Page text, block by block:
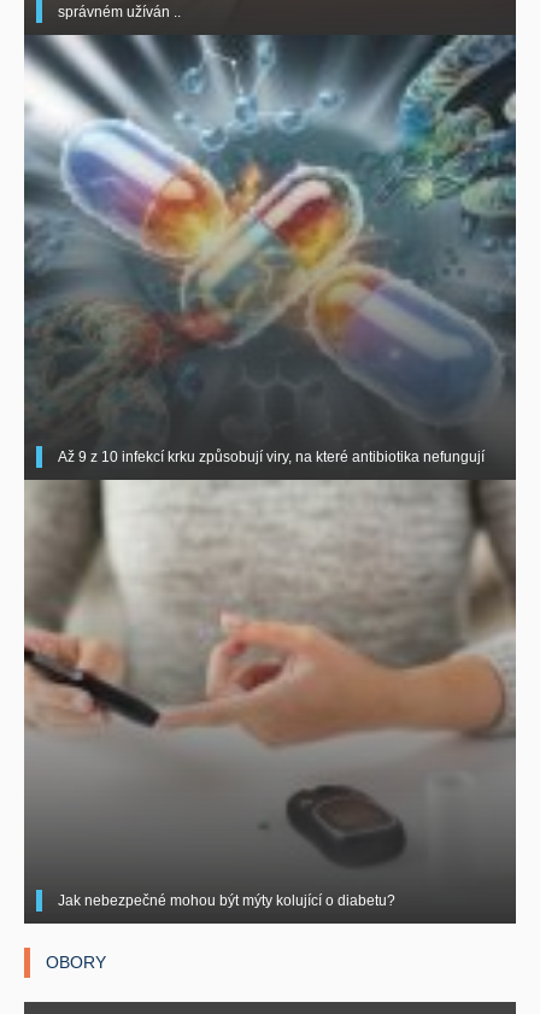
správném užíván ..
Až 9 z 10 infekcí krku způsobují viry, na které antibiotika nefungují
Jak nebezpečné mohou být mýty kolující o diabetu?
OBORY